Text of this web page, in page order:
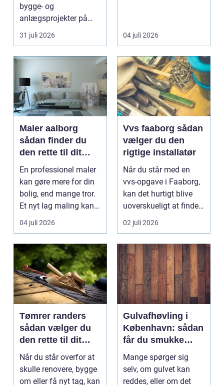
bygge- og
anlægsprojekter på
Sjælland. Uden sikker
og ef...
31 juli 2026 04 juli 2026
Maler aalborg
sådan finder du
den rette til dit
malerprojekt
En professionel maler
kan gøre mere for din
bolig, end mange tror.
Et nyt lag maling kan
lysne mørke...
04 juli 2026
Vvs faaborg sådan
vælger du den
rigtige installatør
Når du står med en
vvs-opgave i Faaborg,
kan det hurtigt blive
uoverskueligt at finde
ud af, hvem du...
02 juli 2026
Tømrer randers
sådan vælger du
den rette til dit
byggeprojekt
Når du står overfor at
skulle renovere, bygge
om eller få nyt tag, kan
Gulvafhøvling i
København: sådan
får du smukke
trægulve igen
Mange spørger sig
selv, om gulvet kan
reddes, eller om det